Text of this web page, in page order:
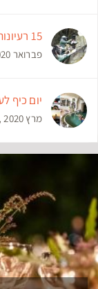
15 רעיונות ימי גיבוש לעובדים -חורף בצפון
פברואר 10th, 2020
יום כיף
מרץ 28th, 2020